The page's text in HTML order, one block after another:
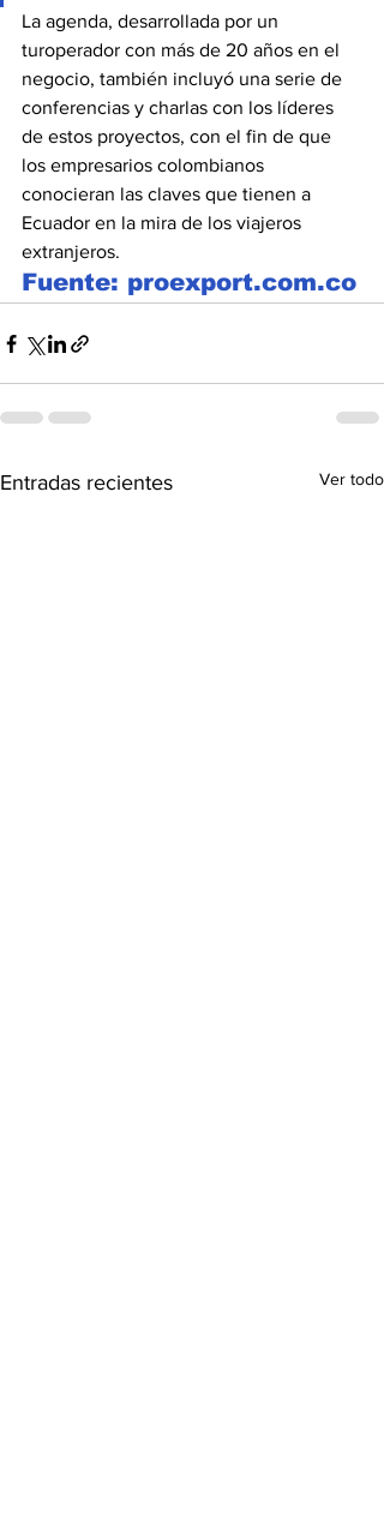
La agenda, desarrollada por un
turoperador con más de 20 años en el
negocio, también incluyó una serie de
conferencias y charlas con los líderes
de estos proyectos, con el fin de que
los empresarios colombianos
conocieran las claves que tienen a
Ecuador en la mira de los viajeros
extranjeros.
Fuente: proexport.com.co
Entradas recientes Ver todo